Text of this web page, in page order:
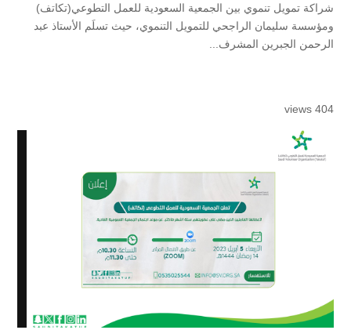
شراكة تمويل تنموي بين الجمعية السعودية للعمل التطوعي(تكاتف)
ومؤسسة سليمان الراجحي للتمويل التنموي، حيث تسلَم الأستاذ عبد
الرحمن الجبرين المشرف...
404 views